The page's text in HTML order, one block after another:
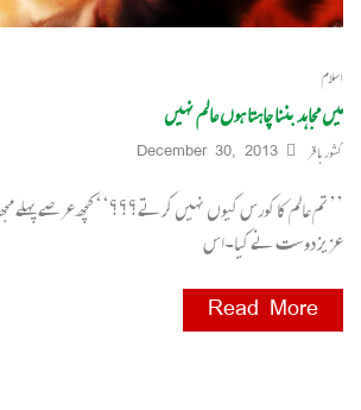
اسلام
میں مجاہد بننا چاہتا ہوں عالم نہیں
کشور باقر December 30, 2013
’’تم عالم کا کورس کیوں نہیں کرتے؟؟؟‘‘ کچھ عرصے
عزیز دوست نے کیا۔اس
Read More